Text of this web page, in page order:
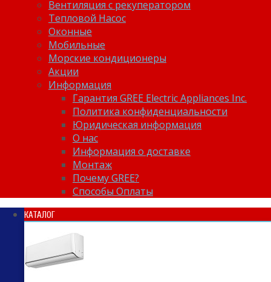
Вентиляция с рекуператором
Тепловой Насос
Оконные
Мобильные
Морские кондиционеры
Акции
Информация
Гарантия GREE Electric Appliances Inc.
Политика конфиденциальности
Юридическая информация
О нас
Информация о доставке
Монтаж
Почему GREE?
Способы Оплаты
КАТАЛОГ